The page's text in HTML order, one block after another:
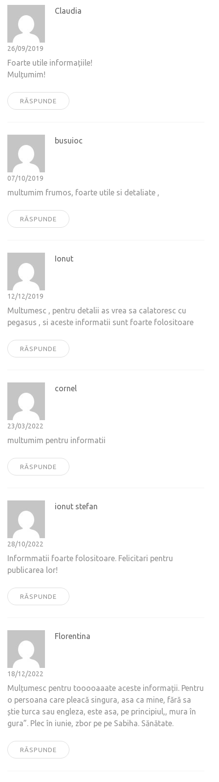
Claudia
26/09/2019
Foarte utile informațiile!
Mulțumim!
RĂSPUNDE
busuioc
07/10/2019
multumim frumos, foarte utile si detaliate ,
RĂSPUNDE
Ionut
12/12/2019
Multumesc , pentru detalii as vrea sa calatoresc cu
pegasus , si aceste informatii sunt foarte folositoare
RĂSPUNDE
cornel
23/03/2022
multumim pentru informatii
RĂSPUNDE
ionut stefan
28/10/2022
Informmatii foarte folositoare. Felicitari pentru
publicarea lor!
RĂSPUNDE
Florentina
18/12/2022
Mulțumesc pentru tooooaaate aceste informații. Pentru
o persoana care pleacă singura, asa ca mine, fără sa
știe turca sau engleza, este asa, pe principiul,, mura în
gura”. Plec în iunie, zbor pe pe Sabiha. Sănătate.
RĂSPUNDE